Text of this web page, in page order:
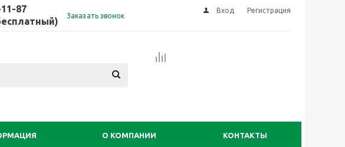
87
Заказать звонок
Вход Регистрация
О КОМПАНИИ КОНТАКТЫ